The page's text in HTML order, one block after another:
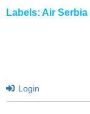
Labels: Air Serbia
Login